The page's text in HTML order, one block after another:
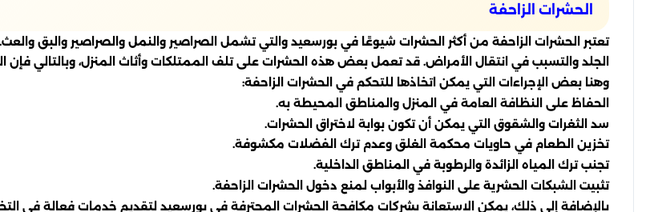
الحشرات الزاحفة
تعتبر الحشرات الزاحفة من أكثر الحشرات شيوعًا في بورسعيد والتي تشمل الصراصير والنمل والصراصير
الجلد والتسبب في انتقال الأمراض. قد تعمل بعض هذه الحشرات على تلف الممتلكات وأثاث المنزل، وبالتالي فإن
وهنا بعض الإجراءات التي يمكن اتخاذها للتحكم في الحشرات الزاحفة:
الحفاظ على النظافة العامة في المنزل والمناطق المحيطة به.
سد الثغرات والشقوق التي يمكن أن تكون بوابة لاختراق الحشرات.
تخزين الطعام في حاويات محكمة الغلق وعدم ترك الفضلات مكشوفة.
تجنب ترك المياه الزائدة والرطوبة في المناطق الداخلية.
تثبيت الشبكات الحشرية على النوافذ والأبواب لمنع دخول الحشرات الزاحفة.
بالإضافة إلى ذلك، يمكن الاستعانة بشركات مكافحة الحشرات المحترفة في بورسعيد لتقديم خدمات فعالة في